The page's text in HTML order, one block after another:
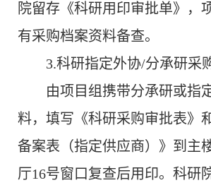
院留存《科研用印审批单》，
有采购档案资料备查。
3.科研指定外协/分承研采
由项目组携带分承研或指
料，填写《科研采购审批表》
备案表（指定供应商）》到主
厅16号窗口复查后用印。科研